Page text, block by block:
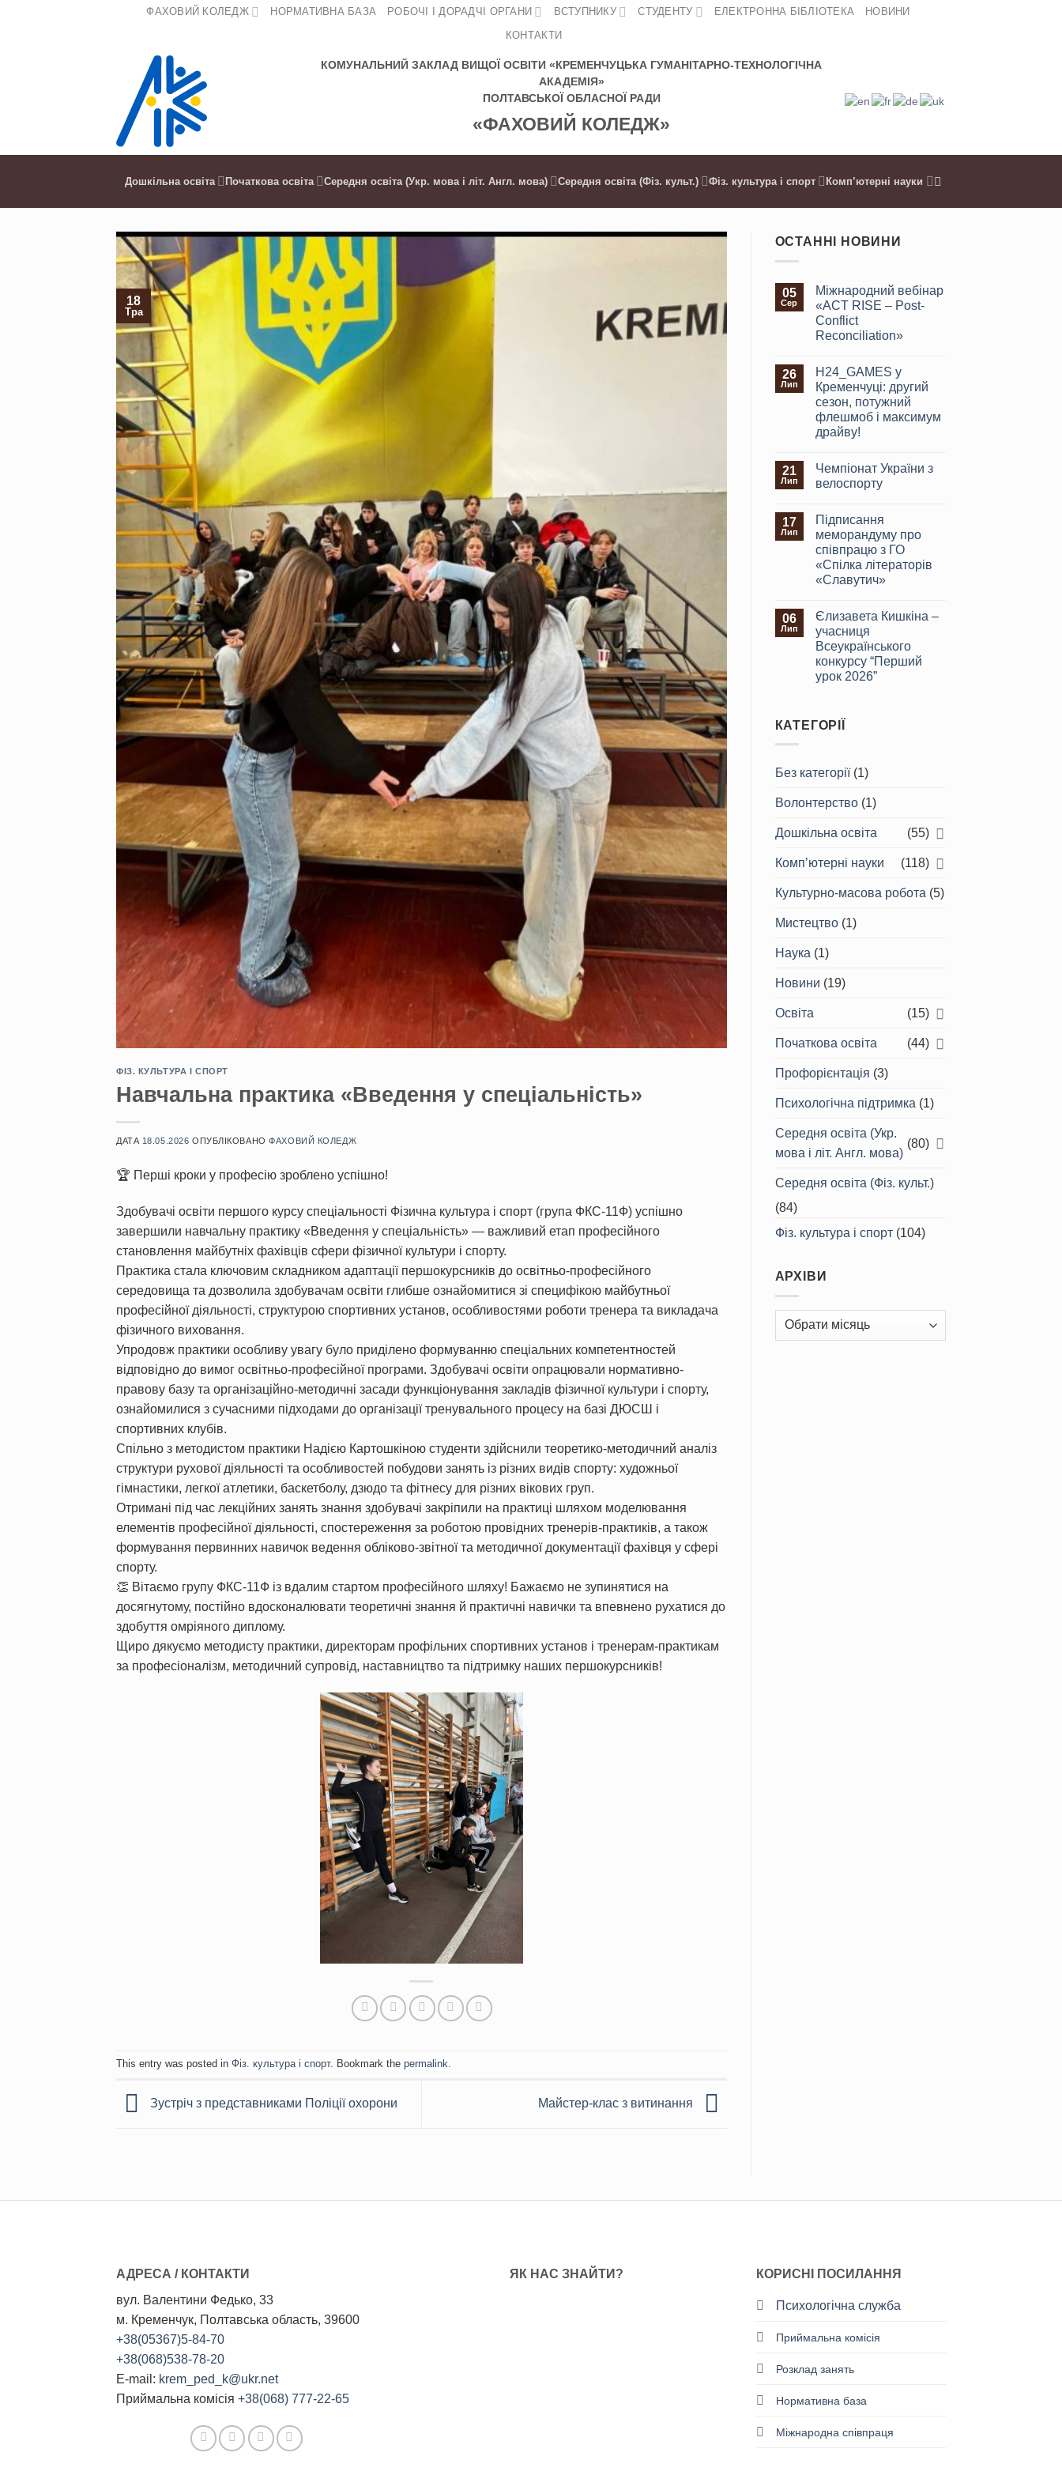
ФАХОВИЙ КОЛЕДЖ НОРМАТИВНА БАЗА РОБОЧІ І ДОРАДЧІ ОРГАНИ ВСТУПНИКУ СТУДЕНТУ ЕЛЕКТРОННА БІБЛІОТЕКА
НОВИНИ
КОНТАКТИ
КОМУНАЛЬНИЙ ЗАКЛАД ВИЩОЇ ОСВІТИ «КРЕМЕНЧУЦЬКА ГУМАНІТАРНО-ТЕХНОЛОГІЧНА
АКАДЕМІЯ»
ПОЛТАВСЬКОЇ ОБЛАСНОЇ РАДИ
«ФАХОВИЙ КОЛЕДЖ»
Дошкільна освіта Початкова освіта Середня освіта (Укр. мова і літ. Англ. мова) Середня освіта (Фіз. культ.) Фіз. культура і спорт Комп’ютерні науки
18
Тра
ФІЗ. КУЛЬТУРА І СПОРТ
Навчальна практика «Введення у спеціальність»
ДАТА 18.05.2026 ОПУБЛІКОВАНОФАХОВИЙ КОЛЕДЖ
🏆 Перші кроки у професію зроблено успішно!
Здобувачі освіти першого курсу спеціальності Фізична культура і спорт (група ФКС-11Ф) успішно
завершили навчальну практику «Введення у спеціальність» — важливий етап професійного
становлення майбутніх фахівців сфери фізичної культури і спорту.
Практика стала ключовим складником адаптації першокурсників до освітньо-професійного
середовища та дозволила здобувачам освіти глибше ознайомитися зі специфікою майбутньої
професійної діяльності, структурою спортивних установ, особливостями роботи тренера та викладача
фізичного виховання.
Упродовж практики особливу увагу було приділено формуванню спеціальних компетентностей
відповідно до вимог освітньо-професійної програми. Здобувачі освіти опрацювали нормативно-
правову базу та організаційно-методичні засади функціонування закладів фізичної культури і спорту,
ознайомилися з сучасними підходами до організації тренувального процесу на базі ДЮСШ і
спортивних клубів.
Спільно з методистом практики Надією Картошкіною студенти здійснили теоретико-методичний аналіз
структури рухової діяльності та особливостей побудови занять із різних видів спорту: художньої
гімнастики, легкої атлетики, баскетболу, дзюдо та фітнесу для різних вікових груп.
Отримані під час лекційних занять знання здобувачі закріпили на практиці шляхом моделювання
елементів професійної діяльності, спостереження за роботою провідних тренерів-практиків, а також
формування первинних навичок ведення обліково-звітної та методичної документації фахівця у сфері
спорту.
👏 Вітаємо групу ФКС-11Ф із вдалим стартом професійного шляху! Бажаємо не зупинятися на
досягнутому, постійно вдосконалювати теоретичні знання й практичні навички та впевнено рухатися до
здобуття омріяного диплому.
Щиро дякуємо методисту практики, директорам профільних спортивних установ і тренерам-практикам
за професіоналізм, методичний супровід, наставництво та підтримку наших першокурсників!
This entry was posted in Фіз. культура і спорт. Bookmark the permalink.
Зустріч з представниками Поліції охорони Майстер-клас з витинання
ОСТАННІ НОВИНИ
05
Сер
Міжнародний вебінар
«ACT RISE – Post-
Conflict
Reconciliation»
26
Лип
H24_GAMES у
Кременчуці: другий
сезон, потужний
флешмоб і максимум
драйву!
21
Лип
Чемпіонат України з
велоспорту
17
Лип
Підписання
меморандуму про
співпрацю з ГО
«Спілка літераторів
«Славутич»
06
Лип
Єлизавета Кишкіна –
учасниця
Всеукраїнського
конкурсу “Перший
урок 2026”
КАТЕГОРІЇ
Без категорії(1)
Волонтерство(1)
Дошкільна освіта (55)
Комп’ютерні науки (118)
Культурно-масова робота (5)
Мистецтво(1)
Наука (1)
Новини (19)
Освіта (15)
Початкова освіта (44)
Профорієнтація (3)
Психологічна підтримка (1)
Середня освіта (Укр.
мова і літ. Англ. мова)
(80)
Середня освіта (Фіз. культ.)
(84)
Фіз. культура і спорт(104)
АРХІВИ
Архіви
АДРЕСА / КОНТАКТИ
вул. Валентини Федько, 33
м. Кременчук, Полтавська область, 39600
+38(05367)5-84-70
+38(068)538-78-20
E-mail: krem_ped_k@ukr.net
Приймальна комісія +38(068) 777-22-65
ЯК НАС ЗНАЙТИ? КОРИСНІ ПОСИЛАННЯ
Психологічна служба
Приймальна комісія
Розклад занять
Нормативна база
Міжнародна співпраця